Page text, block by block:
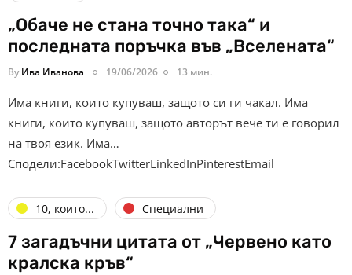
„Обаче не стана точно така“ и
последната поръчка във „Вселената“
By Ива Иванова 19/06/2026 13 мин.
Има книги, които купуваш, защото си ги чакал. Има
книги, които купуваш, защото авторът вече ти е говорил
на твоя език. Има…
Сподели:FacebookTwitterLinkedInPinterestEmail
10, които... Специални
7 загадъчни цитата от „Червено като
кралска кръв“